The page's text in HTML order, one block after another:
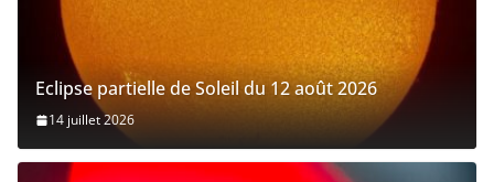
Eclipse partielle de Soleil du 12 août 2026
14 juillet 2026